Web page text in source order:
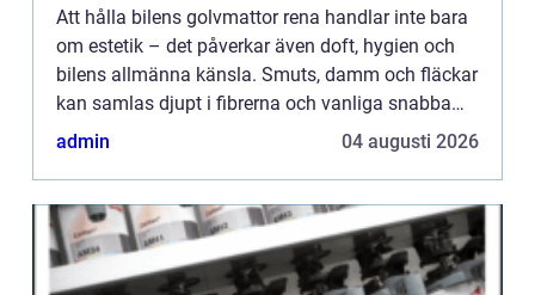
Att hålla bilens golvmattor rena handlar inte bara
om estetik – det påverkar även doft, hygien och
bilens allmänna känsla. Smuts, damm och fläckar
kan samlas djupt i fibrerna och vanliga snabba
dammsugningar r&au...
admin 04 augusti 2026